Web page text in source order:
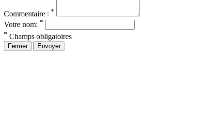
Commentaire : *
Votre nom: *
* Champs obligatoires
Fermer Envoyer